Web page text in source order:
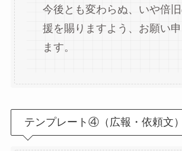
今後とも変わらぬ、いや倍
援を賜りますよう、お願い
ます。
テンプレート④（広報・依頼文）